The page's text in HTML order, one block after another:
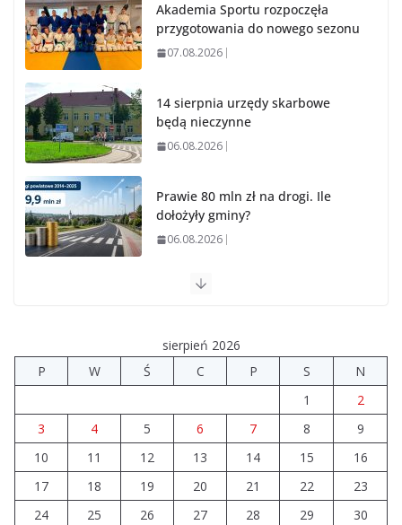
Akademia Sportu rozpoczęła
przygotowania do nowego sezonu
07.08.2026
14 sierpnia urzędy skarbowe
będą nieczynne
06.08.2026
Prawie 80 mln zł na drogi. Ile
dołożyły gminy?
06.08.2026
Szkoła we Władysławowie
Prawie 20 tys. zł dla dyrektora
szpitala. Podwyżka mimo
finansowych problemów
04.08.2026
Brylant dla Turku? 255. miejsce
trudno uznać za sukces
sierpień 2026
P
W Ś C P S
N
1
2
3
4 5 6 7 8
9
10
11 12 13 14 15
16
17
18 19 20 21 22
23
24
25 26 27 28 29
30